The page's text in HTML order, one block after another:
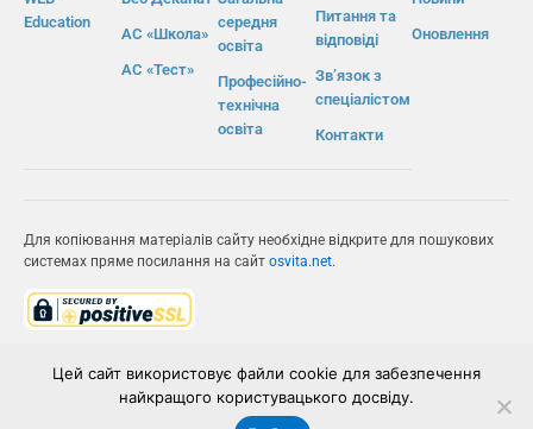
Education
АС «Школа»
АС «Тест»
середня
освіта
Професійно-
технічна
освіта
Питання та
відповіді
Зв’язок з
спеціалістом
Контакти
Оновлення
Для копіювання матеріалів сайту необхідне відкрите для пошукових
системах пряме посилання на сайт osvita.net.
ІВС «ОСВІТА»
Цей сайт використовує файли cookie для забезпечення
найкращого користувацького досвіду.